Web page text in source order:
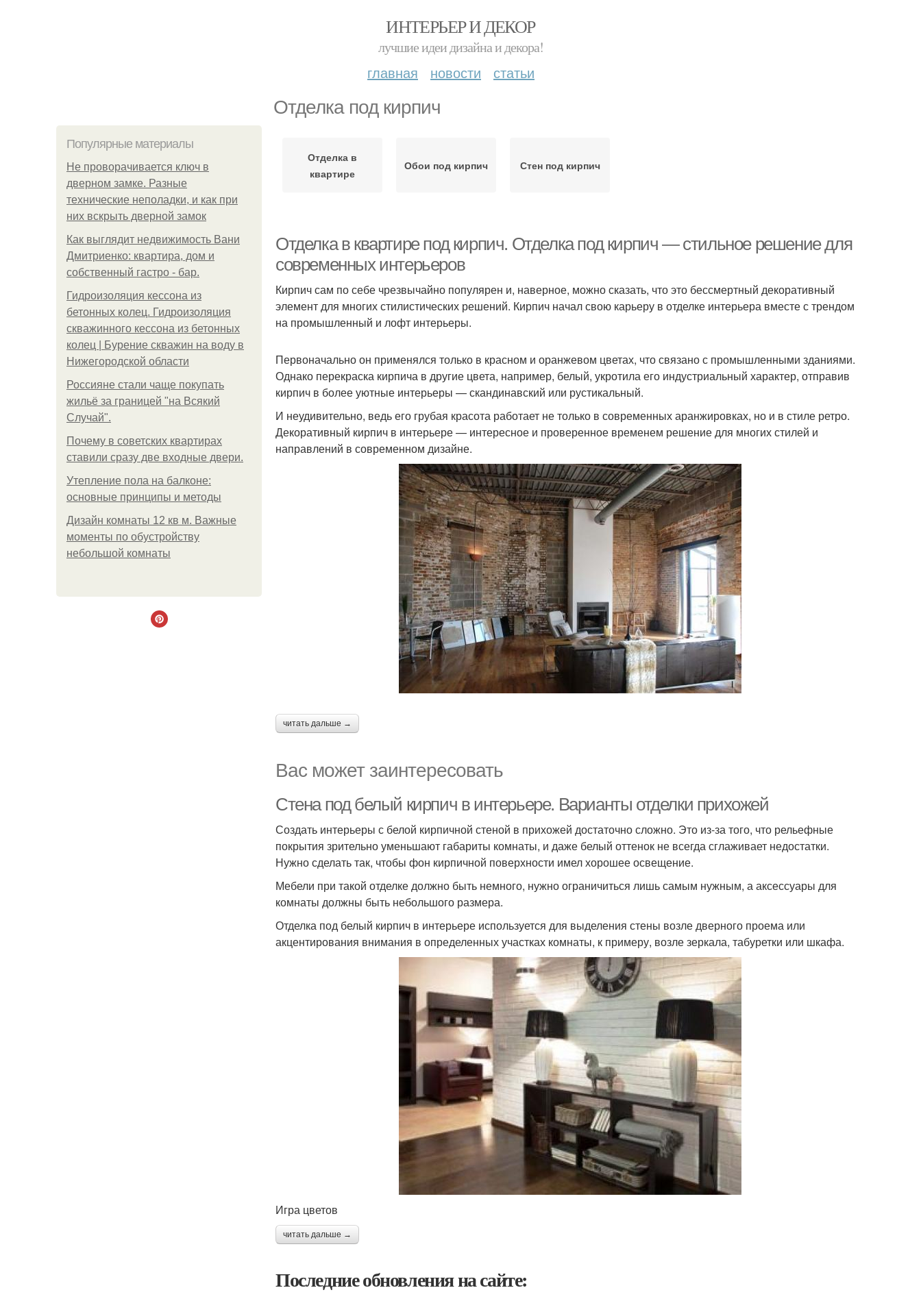
ИНТЕРЬЕР И ДЕКОР
лучшие идеи дизайна и декора!
главная новости статьи
Отделка под кирпич
Популярные материалы
Не проворачивается ключ в
дверном замке. Разные
технические неполадки, и как при
них вскрыть дверной замок
Как выглядит недвижимость Вани
Дмитриенко: квартира, дом и
собственный гастро - бар.
Гидроизоляция кессона из
бетонных колец. Гидроизоляция
скважинного кессона из бетонных
колец | Бурение скважин на воду в
Нижегородской области
Россияне стали чаще покупать
жильё за границей "на Всякий
Случай".
Почему в советских квартирах
ставили сразу две входные двери.
Утепление пола на балконе:
основные принципы и методы
Дизайн комнаты 12 кв м. Важные
моменты по обустройству
небольшой комнаты
Отделка в
квартире
Обои под кирпич Стен под кирпич
Отделка в квартире под кирпич. Отделка под кирпич — стильное решение для
современных интерьеров
Кирпич сам по себе чрезвычайно популярен и, наверное, можно сказать, что это бессмертный декоративный
элемент для многих стилистических решений. Кирпич начал свою карьеру в отделке интерьера вместе с трендом
на промышленный и лофт интерьеры.
Первоначально он применялся только в красном и оранжевом цветах, что связано с промышленными зданиями.
Однако перекраска кирпича в другие цвета, например, белый, укротила его индустриальный характер, отправив
кирпич в более уютные интерьеры — скандинавский или рустикальный.
И неудивительно, ведь его грубая красота работает не только в современных аранжировках, но и в стиле ретро.
Декоративный кирпич в интерьере — интересное и проверенное временем решение для многих стилей и
направлений в современном дизайне.
читать дальше →
Вас может заинтересовать
Стена под белый кирпич в интерьере. Варианты отделки прихожей
Создать интерьеры с белой кирпичной стеной в прихожей достаточно сложно. Это из-за того, что рельефные
покрытия зрительно уменьшают габариты комнаты, и даже белый оттенок не всегда сглаживает недостатки.
Нужно сделать так, чтобы фон кирпичной поверхности имел хорошее освещение.
Мебели при такой отделке должно быть немного, нужно ограничиться лишь самым нужным, а аксессуары для
комнаты должны быть небольшого размера.
Отделка под белый кирпич в интерьере используется для выделения стены возле дверного проема или
акцентирования внимания в определенных участках комнаты, к примеру, возле зеркала, табуретки или шкафа.
Игра цветов
читать дальше →
Последние обновления на сайте: